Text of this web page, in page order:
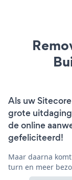
Als uw
grote
de online
gefeliciteerd!
Maar daarna
turn en meer